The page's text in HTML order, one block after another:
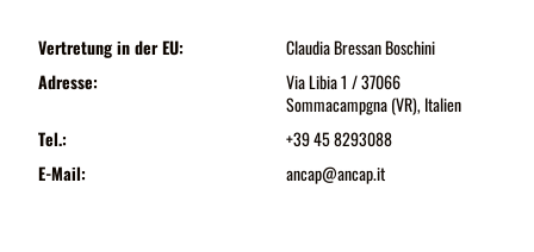
Vertretung in der EU:
Claudia Bressan Boschini
Adresse:
Via Libia 1 / 37066
Sommacampgna (VR), Italien
Tel.:
+39 45 8293088
E-Mail:
ancap@ancap.it